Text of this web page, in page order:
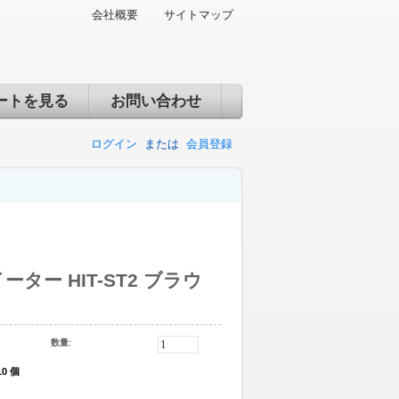
会社概要 サイトマップ
トを見る お問い合わせ
ログイン または 会員登録
ター HIT-ST2 ブラウ
個
数量: